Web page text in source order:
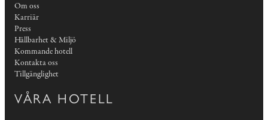
Om oss
Karriär
Press
Hållbarhet & Miljö
Kommande hotell
Kontakta oss
Tillgänglighet
VÅRA HOTELL